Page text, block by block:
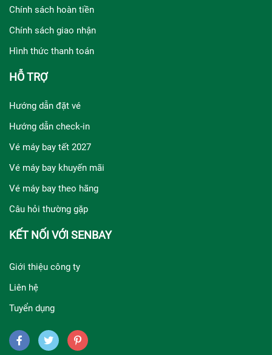
Chính sách hoàn tiền
Chính sách giao nhận
Hình thức thanh toán
HỖ TRỢ
Hướng dẫn đặt vé
Hướng dẫn check-in
Vé máy bay tết 2027
Vé máy bay khuyến mãi
Vé máy bay theo hãng
Câu hỏi thường gặp
KẾT NỐI VỚI SENBAY
Giới thiệu công ty
Liên hệ
Tuyển dụng